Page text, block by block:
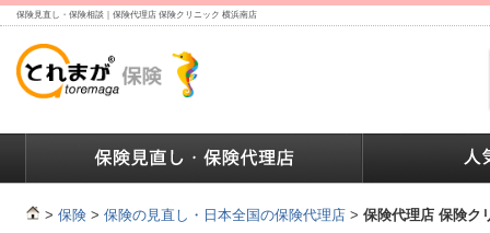
保険見直し・保険相談｜保険代理店 保険クリニック 横浜南店
> 保険 > 保険の見直し・日本全国の保険代理店 > 保険代理店 保険ク